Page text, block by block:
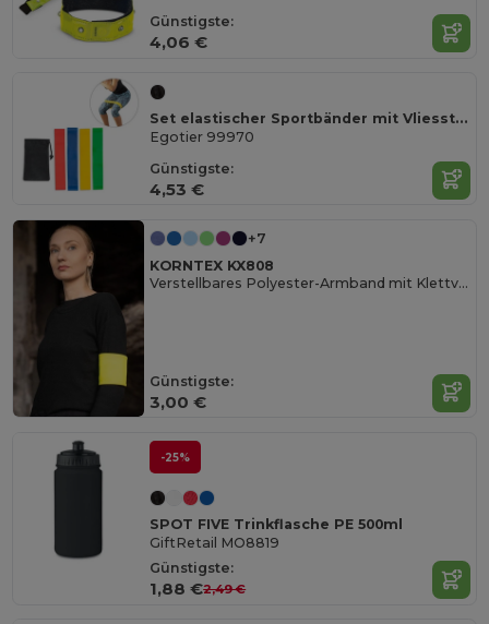
Günstigste:
4,06 €
Set elastischer Sportbänder mit Vliesstoffbeutel
Egotier 99970
Günstigste:
4,53 €
+7
KORNTEX KX808
Verstellbares Polyester-Armband mit Klettverschluss
Günstigste:
3,00 €
-25%
SPOT FIVE Trinkflasche PE 500ml
GiftRetail MO8819
Günstigste:
1,88 €2,49 €